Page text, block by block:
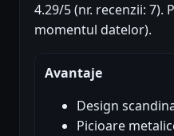
4.29/5 (nr. recenzii: 7).
momentul datelor).
Avantaje
Design
Picioare